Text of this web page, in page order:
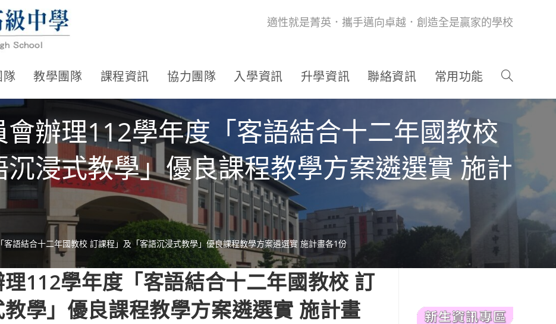
適性就是菁英．攜手邁向卓越．創造全是贏家的學校
隊 教學團隊 課程資訊 協力團隊 入學資訊 升學資訊 聯絡資訊 常用功能
辦理112學年度「客語結合十二年國教校
浸式教學」優良課程教學方案遴選實 施計
語結合十二年國教校 訂課程」及「客語沉浸式教學」優良課程教學方案遴選實 施計畫各1份
理112學年度「客語結合十二年國教校 訂
學」優良課程教學方案遴選實 施計畫